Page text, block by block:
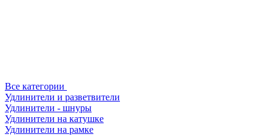
Все категории
Удлинители и разветвители
Удлинители - шнуры
Удлинители на катушке
Удлинители на рамке